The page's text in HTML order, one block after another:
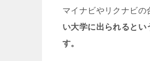
マイナビやリクナビの
い大学に出られると
す。